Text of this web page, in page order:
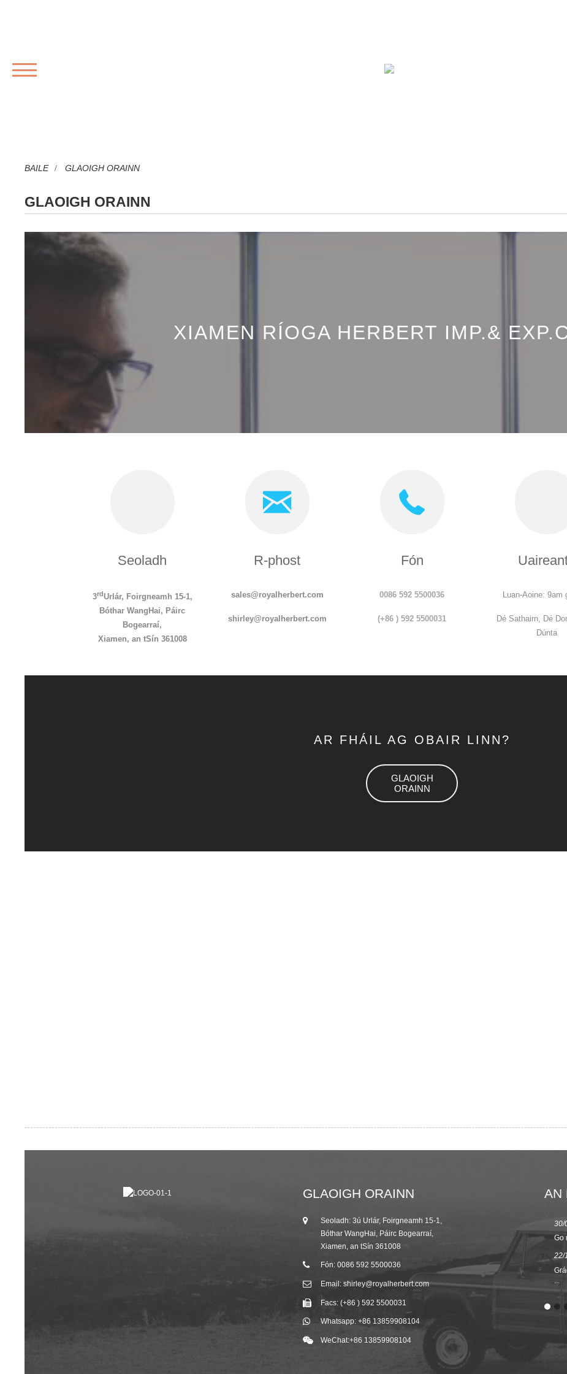
BAILE GLAOIGH ORAINN
GLAOIGH ORAINN
XIAMEN RÍOGA HERBERT IMP.&
Seoladh
3rdUrlár, Foirgneamh 15-1,
Bóthar WangHai, Páirc
Bogearraí,
Xiamen, an tSín 361008
R-phost
sales@royalherbert.com
shirley@royalherbert.com
Fón
0086 592 5500036
(+86 ) 592 5500031
Luan-Aoine: 9am
Dé Sathairn, Dé
Dúnta
AR FHÁIL AG OBAIR LINN?
GLAOIGH
ORAINN
GLAOIGH ORAINN
Seoladh: 3ú Urlár, Foirgneamh 15-1,
Bóthar WangHai, Páirc Bogearraí,
Xiamen, an tSín 361008
Fón: 0086 592 5500036
Email: shirley@royalherbert.com
Facs: (+86 ) 592 5500031
Whatsapp: +86 13859908104
WeChat:+86 13859908104
AN
25/10/19
Aonach Canton an Fhómhair 2019
Cuireadh ó R...
30/
Go
22/